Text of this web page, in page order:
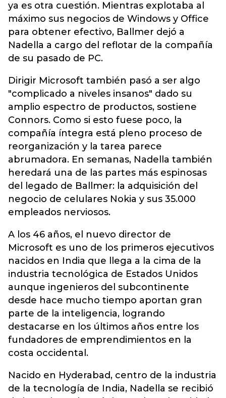
ya es otra cuestión. Mientras explotaba al
máximo sus negocios de Windows y Office
para obtener efectivo, Ballmer dejó a
Nadella a cargo del reflotar de la compañía
de su pasado de PC.
Dirigir Microsoft también pasó a ser algo
"complicado a niveles insanos" dado su
amplio espectro de productos, sostiene
Connors. Como si esto fuese poco, la
compañía íntegra está pleno proceso de
reorganización y la tarea parece
abrumadora. En semanas, Nadella también
heredará una de las partes más espinosas
del legado de Ballmer: la adquisición del
negocio de celulares Nokia y sus 35.000
empleados nerviosos.
A los 46 años, el nuevo director de
Microsoft es uno de los primeros ejecutivos
nacidos en India que llega a la cima de la
industria tecnológica de Estados Unidos
aunque ingenieros del subcontinente
desde hace mucho tiempo aportan gran
parte de la inteligencia, logrando
destacarse en los últimos años entre los
fundadores de emprendimientos en la
costa occidental.
Nacido en Hyderabad, centro de la industria
de la tecnología de India, Nadella se recibió